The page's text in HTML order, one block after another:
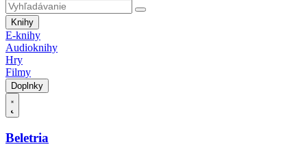
Knihy
E-knihy
Audioknihy
Hry
Filmy
Doplnky
Beletria